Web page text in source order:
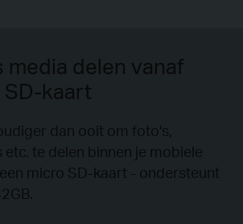
media delen vanaf
kaart
dan ooit om foto's,
etc. te delen binnen je mobiele
micro SD-kaart - ondersteunt